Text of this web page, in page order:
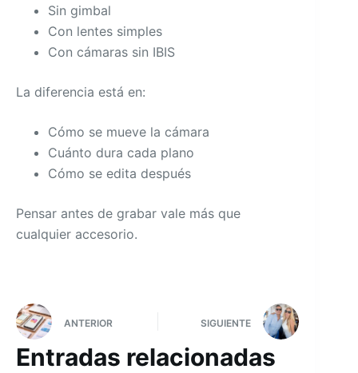
Sin gimbal
Con lentes simples
Con cámaras sin IBIS
La diferencia está en:
Cómo se mueve la cámara
Cuánto dura cada plano
Cómo se edita después
Pensar antes de grabar vale más que
cualquier accesorio.
ANTERIOR SIGUIENTE
Entradas relacionadas